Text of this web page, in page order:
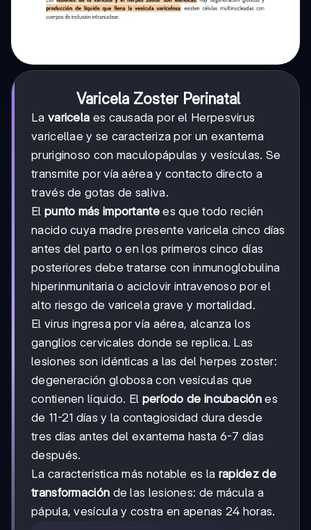
Varicela Zoster Perinatal
La varicela es causada por el Herpesvirus
varicellae y se caracteriza por un exantema
pruriginoso con maculopápulas y vesículas. Se
transmite por vía aérea y contacto directo a
través de gotas de saliva.
El punto más importantees que todo recién
nacido cuya madre presente varicela cinco días
antes del parto o en los primeros cinco días
posteriores debe tratarse con inmunoglobulina
hiperinmunitaria o aciclovir intravenoso por el
alto riesgo de varicela grave y mortalidad.
El virus ingresa por vía aérea, alcanza los
ganglios cervicales donde se replica. Las
lesiones son idénticas a las del herpes zoster:
degeneración globosa con vesículas que
contienen líquido. El período de incubaciónes
de 11-21 días y la contagiosidad dura desde
tres días antes del exantema hasta 6-7 días
después.
La característica más notable es la rapidez de
transformación de las lesiones: de mácula a
pápula, vesícula y costra en apenas 24 horas.